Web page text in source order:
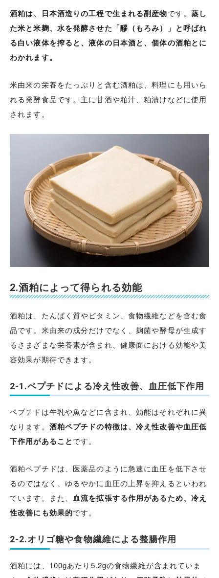
酒粕は、日本酒造りの工程で生まれる副産物です。 蒸し
た米と米麹、水を発酵させた「醪（もろみ）」と呼ばれ
る白い液体を搾ると、液体の日本酒と、個体の酒粕とに
わかれます。
米由来の栄養をたっぷりと含む酒粕は、料理にも用いら
れる発酵食品です。主に甘酒や粕汁、粕漬けなどに使用
されます。
2.酒粕によって得られる効能
酒粕は、たんぱく質やビタミン、食物繊維などを含む食
品です。米由来の成分だけでなく、麹菌や酵母が生成す
るさまざまな栄養素が含まれ、健康面における効能や美
容効果が期待できます。
2-1.ペプチドによる冷え性改善、血圧低下作用
ペプチドは牛乳や魚などに含まれ、効能はそれぞれに異
なります。 酒粕ペプチドの特徴は、冷え性改善や血圧低
下作用があることです。
酒粕ペプチドは、医薬品のように急速に血圧を低下させ
るのではなく、ゆるやかに血圧の上昇を抑えるといわれ
ています。また、 血流を拡張する作用があるため、冷え
性改善にも効果的です。
2-2.オリゴ糖や食物繊維による整腸作用
酒粕には、100gあたり5.2gの食物繊維が含まれていま